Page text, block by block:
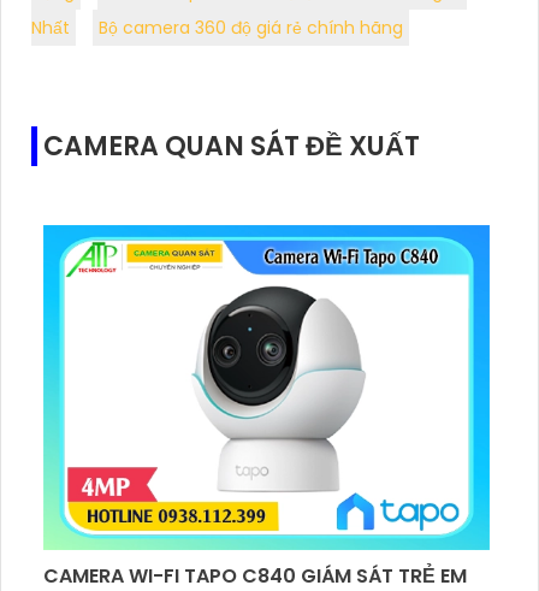
Nhất
Bộ camera 360 độ giá rẻ chính hãng
CAMERA QUAN SÁT ĐỀ XUẤT
CAMERA WI-FI TAPO C840 GIÁM SÁT TRẺ EM